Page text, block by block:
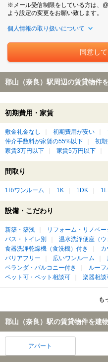
※メール受信制限をしている方は、
よう設定の変更をお願い致します。
個人情報の取り扱いについて
郡山（奈良）駅周辺の賃貸物件
初期費用・家賃
敷金礼金なし 初期費用が安い
仲介手数料が家賃の55%以下
初期
家賃3万円以下
家賃5万円以下
間取り
1R/ワンルーム 1K 1DK
設備・こだわり
新築・築浅 リフォーム・リノベ
バス・トイレ別
温水洗浄便座（ウ
食器洗浄乾燥機（食洗機）付き
カ
バリアフリー
広いワンルーム
ベランダ・バルコニー付き
ルー
ペット可・ペット相談可
楽器相談
も
郡山（奈良）駅の賃貸物件を建
アパート